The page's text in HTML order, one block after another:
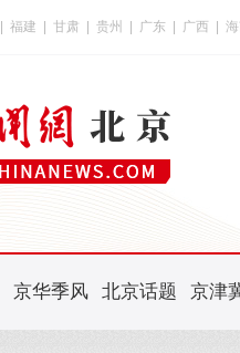
福建 甘肃 贵州 广东 广西
京华季风 北京话题 京津